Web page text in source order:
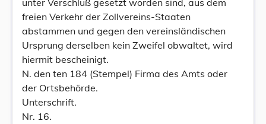
unter Verschluß gesetzt worden sind, aus dem
freien Verkehr der Zollvereins-Staaten
abstammen und gegen den vereinsländischen
Ursprung derselben kein Zweifel obwaltet, wird
hiermit bescheinigt.
N. den ten 184 (Stempel) Firma des Amts oder
der Ortsbehörde.
Unterschrift.
Nr. 16.